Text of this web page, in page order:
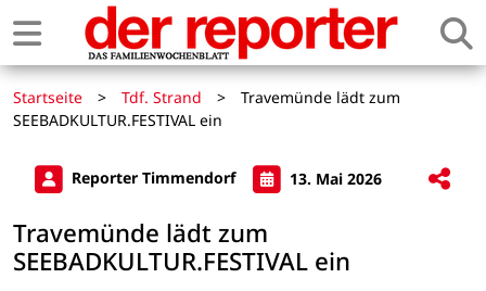
Startseite > Tdf. Strand >
Travemünde lädt zum
SEEBADKULTUR.FESTIVAL ein
Reporter Timmendorf 13. Mai 2026
Travemünde lädt zum
SEEBADKULTUR.FESTIVAL ein